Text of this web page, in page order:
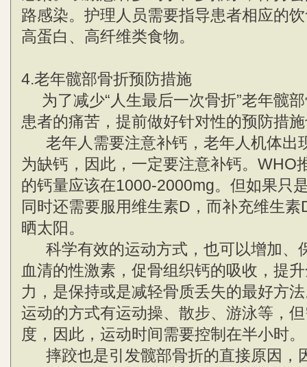
路感染。护理人员需要指导患者相应的
高蛋白、高纤维类食物。
4.老年髋部骨折预防措施
为了减少“人生最后一次骨折”老年髋
患者的痛苦，提前做好针对性的预防措
老年人需要注意补钙，老年人机体出
为缺钙，因此，一定要注意补钙。WHO
的钙量应该在1000-2000mg。但如果只
同时还需要服用维生素D，而补充维生
晒太阳。
科学有效的运动方式，也可以增加、
血清的性激素，促骨组织钙的吸收，提
力，是保持或是减轻骨质丢失的最好方
运动的方式有运动操、散步、游泳等，
度，因此，运动时间需要控制在半小时。
摔跤也是引发髋部骨折的直接原因，